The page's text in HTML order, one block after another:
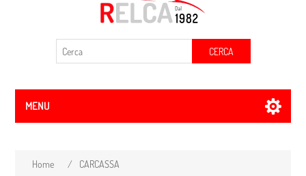
CERCA
MENU
Home / CARCASSA